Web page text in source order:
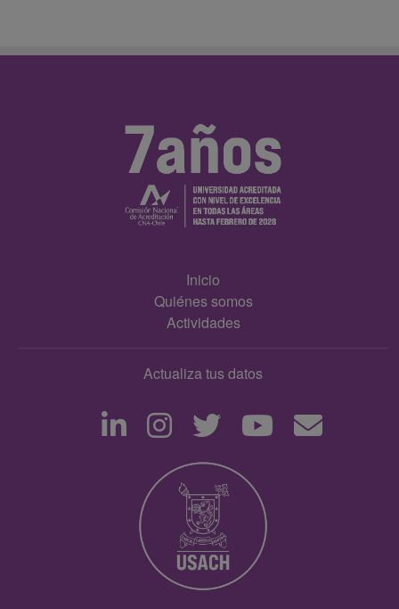
Inicio
Quiénes somos
Actividades
Actualiza tus datos